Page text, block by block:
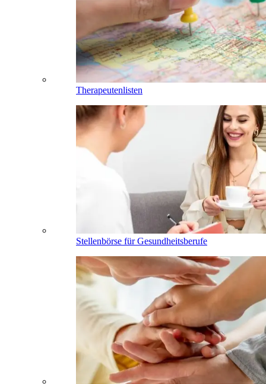
Therapeutenlisten
Stellenbörse für Gesundheitsberufe